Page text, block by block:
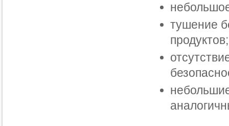
тушение
продуктов;